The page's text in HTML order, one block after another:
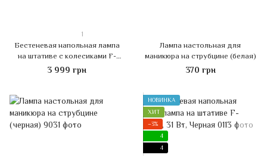
1
Бестеневая напольная лампа
на штативе с колесиками F-
800F, 36 Вт, Белая
3 999 грн
Лампа настольная для
маникюра на струбцине (белая)
370 грн
НОВИНКА
ХИТ
−3%
4
4